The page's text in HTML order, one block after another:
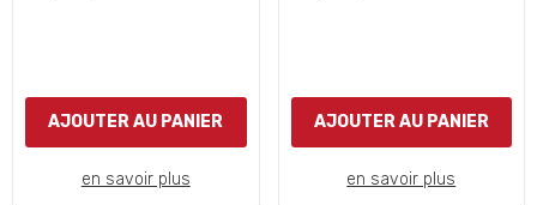
AJOUTER AU PANIER
en savoir plus
AJOUTER AU PANIER
en savoir plus